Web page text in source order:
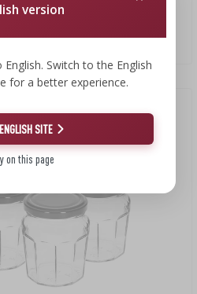
do zawieszania
version
Switch to the English
for a better experience.
SITE
on this page